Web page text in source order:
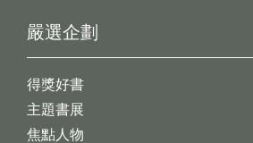
嚴選企劃
得獎好書
主題書展
焦點人物